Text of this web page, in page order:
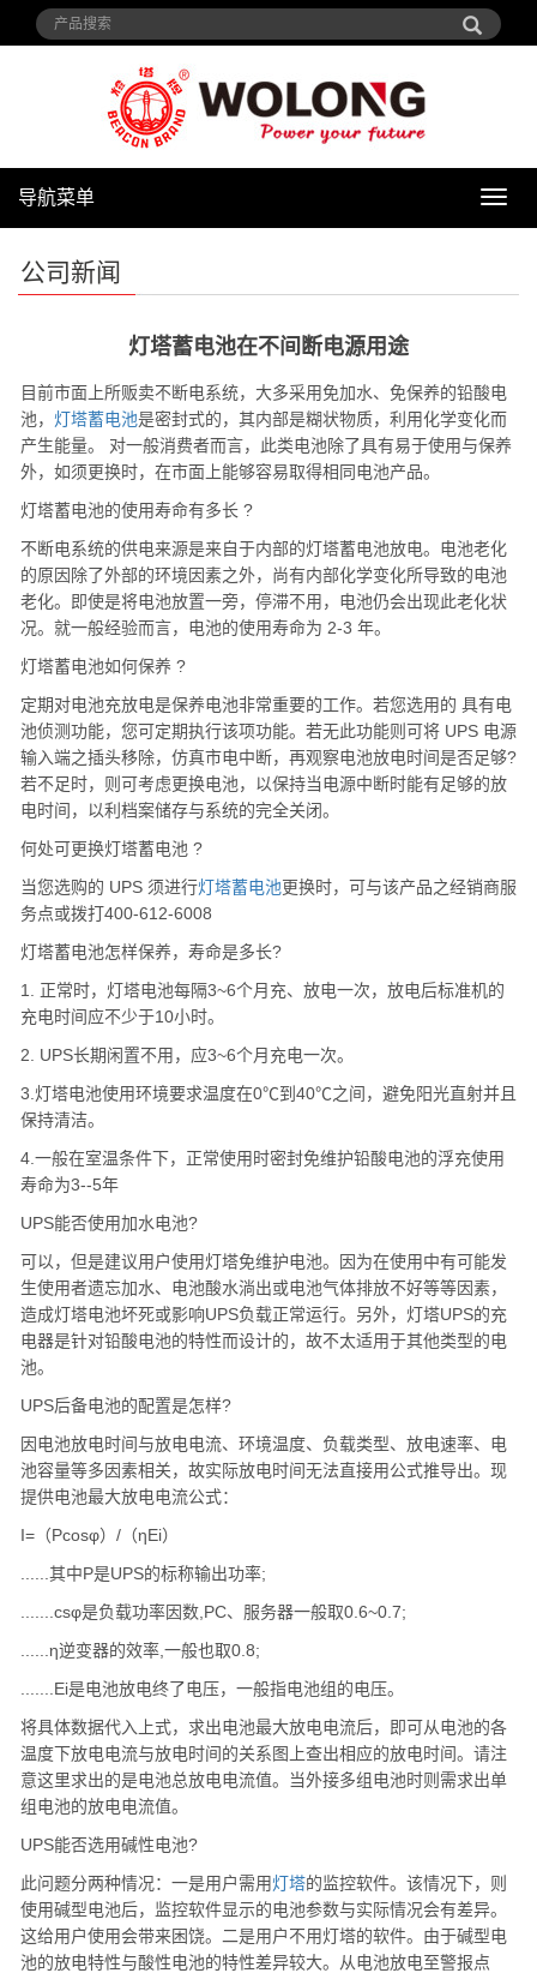
导
导航菜单
公司新闻
灯塔蓄电池在不间断电源用途
目前市面上所贩卖不断电系统，大多采用免加水、免保养的铅酸电
池， 灯塔蓄电池是密封式的，其内部是糊状物质，利用化学变化而
产生能量。 对一般消费者而言，此类电池除了具有易于使用与保养
外，如须更换时，在市面上能够容易取得相同电池产品。
灯塔蓄电池的使用寿命有多长 ?
不断电系统的供电来源是来自于内部的灯塔蓄电池放电。电池老化
的原因除了外部的环境因素之外，尚有内部化学变化所导致的电池
老化。即使是将电池放置一旁，停滞不用，电池仍会出现此老化状
况。就一般经验而言，电池的使用寿命为 2-3 年。
灯塔蓄电池如何保养 ?
定期对电池充放电是保养电池非常重要的工作。若您选用的 具有电
池侦测功能，您可定期执行该项功能。若无此功能则可将 UPS 电源
输入端之插头移除，仿真市电中断，再观察电池放电时间是否足够?
若不足时，则可考虑更换电池，以保持当电源中断时能有足够的放
电时间，以利档案储存与系统的完全关闭。
何处可更换灯塔蓄电池 ?
当您选购的 UPS 须进行灯塔蓄电池更换时，可与该产品之经销商服
务点或拨打400-612-6008
灯塔蓄电池怎样保养，寿命是多长?
1. 正常时， 灯塔电池每隔3~6个月充、放电一次，放电后标准机的
充电时间应不少于10小时。
2. UPS长期闲置不用，应3~6个月充电一次。
3. 灯塔电池使用环境要求温度在0℃到40℃之间，避免阳光直射并且
保持清洁。
4.一般在室温条件下，正常使用时密封免维护铅酸电池的浮充使用
寿命为3--5年
UPS能否使用加水电池?
可以，但是建议用户使用灯塔免维护电池。因为在使用中有可能发
生使用者遗忘加水、电池酸水淌出或电池气体排放不好等等因素，
造成灯塔电池坏死或影响UPS负载正常运行。另外， 灯塔UPS的充
电器是针对铅酸电池的特性而设计的，故不太适用于其他类型的电
池。
UPS后备电池的配置是怎样?
因电池放电时间与放电电流、环境温度、负载类型、放电速率、电
池容量等多因素相关，故实际放电时间无法直接用公式推导出。现
提供电池最大放电电流公式：
I=（Pcosφ）/（ηEi）
......其中P是UPS的标称输出功率;
.......csφ是负载功率因数,PC、服务器一般取0.6~0.7;
......η逆变器的效率,一般也取0.8;
.......Ei是电池放电终了电压，一般指电池组的电压。
将具体数据代入上式，求出电池最大放电电流后，即可从电池的各
温度下放电电流与放电时间的关系图上查出相应的放电时间。请注
意这里求出的是电池总放电电流值。当外接多组电池时则需求出单
组电池的放电电流值。
UPS能否选用碱性电池?
此问题分两种情况：一是用户需用灯塔的监控软件。该情况下，则
使用碱型电池后，监控软件显示的电池参数与实际情况会有差异。
这给用户使用会带来困饶。二是用户不用灯塔的软件。由于碱型电
池的放电特性与酸性电池的特性差异较大。从电池放电至警报点